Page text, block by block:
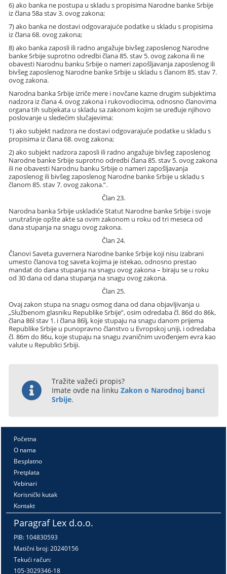
6) ako banka ne postupa u skladu s propisima Narodne banke Srbije
iz člana 58a stav 3. ovog zakona;
7) ako banka ne dostavi odgovarajuće podatke u skladu s propisima
iz člana 68. ovog zakona;
8) ako banka zaposli ili radno angažuje bivšeg zaposlenog Narodne
banke Srbije suprotno odredbi člana 85. stav 5. ovog zakona ili ne
obavesti Narodnu banku Srbije o nameri zapošljavanja zaposlenog ili
bivšeg zaposlenog Narodne banke Srbije u skladu s članom 85. stav 7.
ovog zakona.
Narodna banka Srbije izriče mere i novčane kazne drugim subjektima
nadzora iz člana 4. ovog zakona i rukovodiocima, odnosno članovima
organa tih subjekata u skladu sa zakonom kojim se uređuje njihovo
poslovanje u sledećim slučajevima:
1) ako subjekt nadzora ne dostavi odgovarajuće podatke u skladu s
propisima iz člana 68. ovog zakona;
2) ako subjekt nadzora zaposli ili radno angažuje bivšeg zaposlenog
Narodne banke Srbije suprotno odredbi člana 85. stav 5. ovog zakona
ili ne obavesti Narodnu banku Srbije o nameri zapošljavanja
zaposlenog ili bivšeg zaposlenog Narodne banke Srbije u skladu s
članom 85. stav 7. ovog zakona.”.
Član 23.
Narodna banka Srbije uskladiće Statut Narodne banke Srbije i svoje
unutrašnje opšte akte sa ovim zakonom u roku od tri meseca od
dana stupanja na snagu ovog zakona.
Član 24.
Članovi Saveta guvernera Narodne banke Srbije koji nisu izabrani
umesto članova tog saveta kojima je istekao, odnosno prestao
mandat do dana stupanja na snagu ovog zakona – biraju se u roku
od 30 dana od dana stupanja na snagu ovog zakona.
Član 25.
Ovaj zakon stupa na snagu osmog dana od dana objavljivanja u
„Službenom glasniku Republike Srbije”, osim odredaba čl. 86d do 86k,
člana 86l stav 1. i člana 86lj, koje stupaju na snagu danom prijema
Republike Srbije u punopravno članstvo u Evropskoj uniji, i odredaba
čl. 86m do 86u, koje stupaju na snagu zvaničnim uvođenjem evra kao
valute u Republici Srbiji.
Tražite važeći propis?
Imate ovde na linkuZakon o Narodnoj banci
Srbije.
Početna
O nama
Besplatno
Pretplata
Vebinari
Korisnički kutak
Kontakt
Paragraf Lex d.o.o.
PIB: 104830593
Matični broj: 20240156
Tekući račun:
105-3029346-18